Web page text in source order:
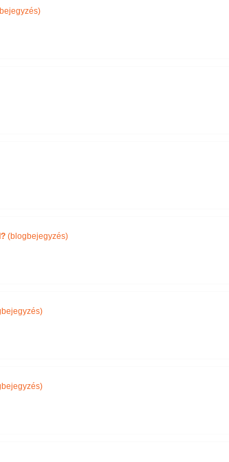
(blogbejegyzés)